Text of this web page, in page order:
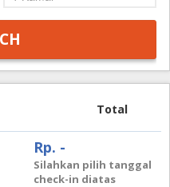
Total
Rp. -
Silahkan pilih tanggal
check-in diatas